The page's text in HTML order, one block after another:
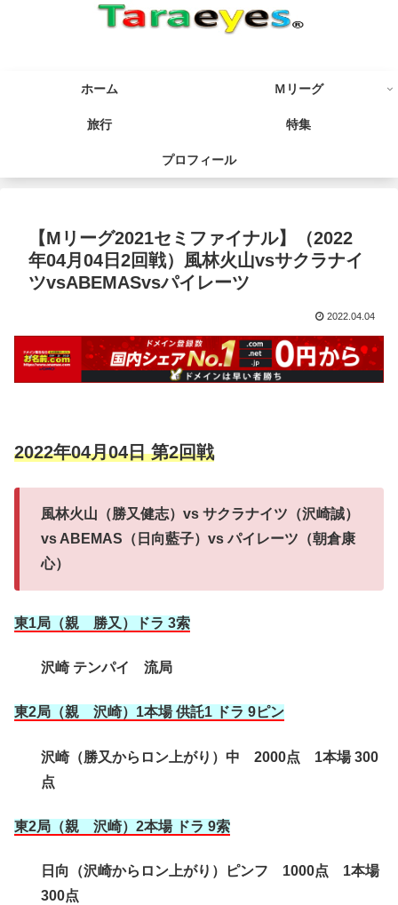
ホーム Ｍリーグ
旅行 特集
プロフィール
【Mリーグ2021セミファイナル】（2022
年04月04日2回戦）風林火山vsサクラナイ
ツvsABEMASvsパイレーツ
2022.04.04
2022年04月04日 第2回戦
風林火山（勝又健志）vs サクラナイツ（沢崎誠）
vs ABEMAS（日向藍子）vs パイレーツ（朝倉康
心）
東1局（親 勝又）ドラ 3索
沢崎 テンパイ 流局
東2局（親 沢崎）1本場 供託1 ドラ 9ピン
沢崎（勝又からロン上がり）中 2000点 1本場 300
点
東2局（親 沢崎）2本場 ドラ 9索
日向（沢崎からロン上がり）ピンフ 1000点 1本場
300点